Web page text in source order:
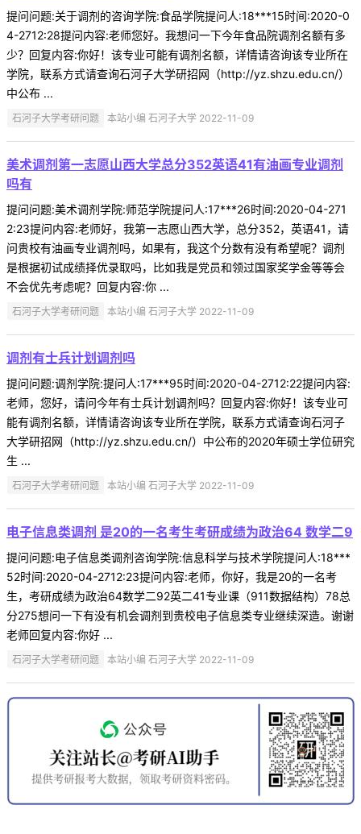
提问问题:关于调剂的咨询学院:食品学院提问人:18***15时间:2020-0
4-2712:28提问内容:老师您好。我想问一下今年食品院调剂名额有多
少？回复内容:你好！该专业可能有调剂名额，详情请咨询该专业所在
学院，联系方式请查询石河子大学研招网（http://yz.shzu.edu.cn/）
中公布 ...
石河子大学考研问题 本站小编 石河子大学 2022-11-09
美术调剂第一志愿山西大学总分352英语41有油画专业调剂
吗有
提问问题:美术调剂学院:师范学院提问人:17***26时间:2020-04-271
2:23提问内容:老师好，我第一志愿山西大学，总分352，英语41，请
问贵校有油画专业调剂吗，如果有，我这个分数有没有希望呢？调剂
是根据初试成绩择优录取吗，比如我是党员和领过国家奖学金等等会
不会优先考虑呢？回复内容:你 ...
石河子大学考研问题 本站小编 石河子大学 2022-11-09
调剂有士兵计划调剂吗
提问问题:调剂学院:提问人:17***95时间:2020-04-2712:22提问内容:
老师，您好，请问今年有士兵计划调剂吗？回复内容:你好！该专业可
能有调剂名额，详情请咨询该专业所在学院，联系方式请查询石河子
大学研招网（http://yz.shzu.edu.cn/）中公布的2020年硕士学位研究
生 ...
石河子大学考研问题 本站小编 石河子大学 2022-11-09
电子信息类调剂 是20的一名考生考研成绩为政治64 数学二9
提问问题:电子信息类调剂咨询学院:信息科学与技术学院提问人:18***
52时间:2020-04-2712:23提问内容:老师，你好，我是20的一名考
生，考研成绩为政治64数学二92英二41专业课（911数据结构）78总
分275想问一下有没有机会调剂到贵校电子信息类专业继续深造。谢谢
老师回复内容:你好 ...
石河子大学考研问题 本站小编 石河子大学 2022-11-09